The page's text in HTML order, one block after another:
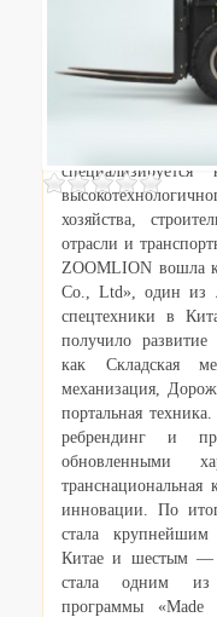
Описание
хозяйства,
отрасли и
ZOOMLION вошла
Co., Ltd», один из
спецтехники в
получило развитие
как Складская
механизация,
портальная
ребрендинг и
обновленными
инновации. По
стала крупнейшим
Китае и шестым —
стала одним из
программы